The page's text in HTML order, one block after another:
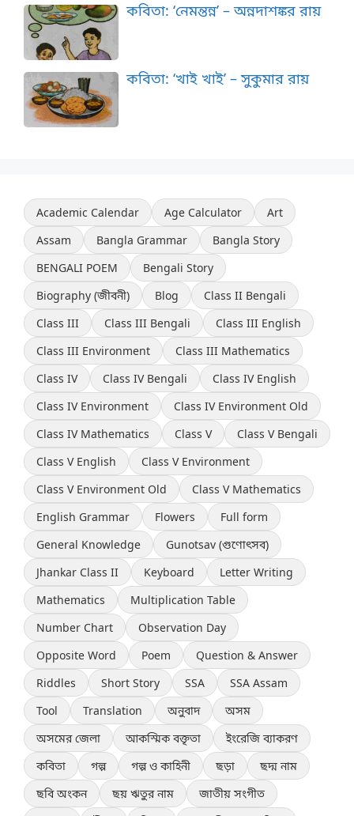
কবিতা: ‘নেমন্তন্ন’ – অন্নদাশঙ্কর রায়
কবিতা: ‘খাই খাই’ – সুকুমার রায়
Academic Calendar Age Calculator
Art
Assam
Bangla Grammar
Bangla Story
BENGALI POEM
Bengali Story
Biography (জীবনী)
Blog
Class II Bengali
Class III
Class III Bengali
Class III English
Class III Environment
Class III Mathematics
Class IV
Class IV Bengali
Class IV English
Class IV Environment
Class IV Environment Old
Class IV Mathematics
Class V
Class V Bengali
Class V English
Class V Environment
Class V Environment Old
Class V Mathematics
English Grammar
Flowers
Full form
General Knowledge
Gunotsav (গুণোৎসব)
Jhankar Class II
Keyboard
Letter Writing
Mathematics
Multiplication Table
Number Chart
Observation Day
Opposite Word
Poem
Question & Answer
Riddles
Short Story SSA
SSA Assam
Tool
Translation অনুবাদ
অসম
অসমের জেলা
আকস্মিক বক্তৃতা
ইংরেজি ব্যাকরণ
কবিতা
গল্প গল্প ও কাহিনী ছড়া
ছদ্ম নাম
ছবি অংকন
ছয় ঋতুর নাম
জাতীয় সংগীত